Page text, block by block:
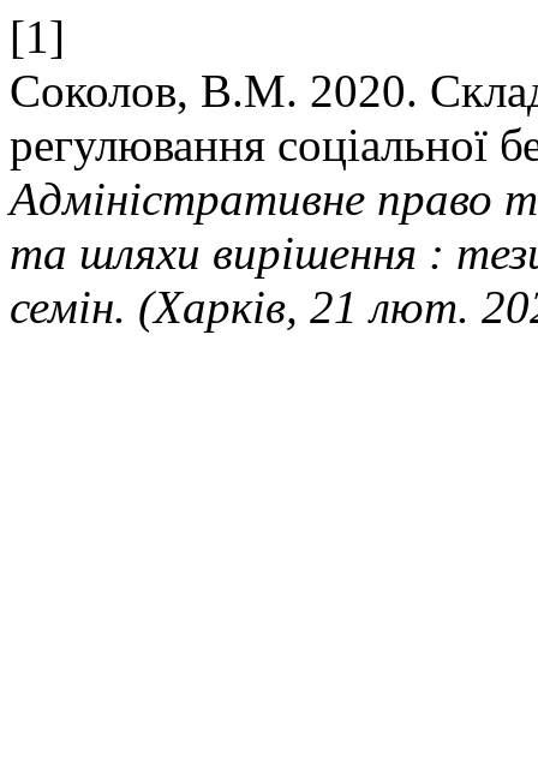
[1]
Соколов, В.М. 2020.
регулювання соціальної
Адміністративне право
та шляхи вирішення :
семін. (Харків, 21 лют.